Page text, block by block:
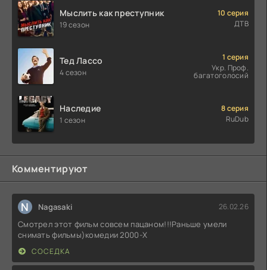
Мыслить как преступник
19 сезон
10 серия
ДТВ
Тед Лассо
4 сезон
1 серия
Укр. Проф.
багатоголосий
Наследие
1 сезон
8 серия
RuDub
Комментируют
N Nagasaki 26.02.26
Смотрел этот фильм совсем пацаном!!!Раньше умели
снимать фильмы)комедии 2000-X
СОСЕДКА